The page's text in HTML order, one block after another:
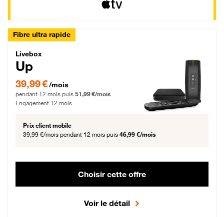
Fibre ultra rapide
Livebox Up Fibre
Livebox
Up
39,99 € par mois pendant 12 mois puis 51,99 € par mois, Engagement 12 mois
39,99 €/mois
pendant 12 mois puis 51,99 €/mois
Engagement 12 mois
Prix client mobile
39,99 €/mois pendant 12 mois puis 46,99 €/mois
Choisir cette offre
Voir le détail